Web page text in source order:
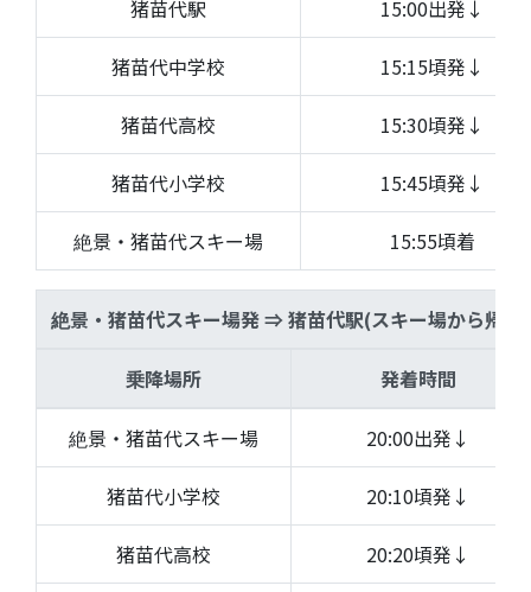
猪苗代駅 15:00出発↓
猪苗代中学校 15:15頃発↓
猪苗代高校 15:30頃発↓
猪苗代小学校 15:45頃発↓
絶景・猪苗代スキー場 15:55頃着
絶景・猪苗代スキー場発 ⇒ 猪苗代駅(スキー場から帰る)
乗降場所 発着時間
絶景・猪苗代スキー場 20:00出発↓
猪苗代小学校 20:10頃発↓
猪苗代高校 20:20頃発↓